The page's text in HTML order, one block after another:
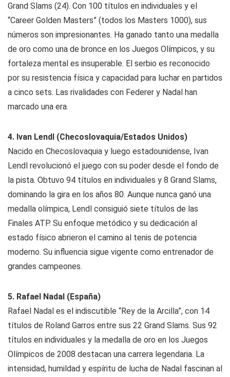
Grand Slams (24). Con 100 títulos en individuales y el
“Career Golden Masters” (todos los Masters 1000), sus
números son impresionantes. Ha ganado tanto una medalla
de oro como una de bronce en los Juegos Olímpicos, y su
fortaleza mental es insuperable. El serbio es reconocido
por su resistencia física y capacidad para luchar en partidos
a cinco sets. Las rivalidades con Federer y Nadal han
marcado una era.
4. Ivan Lendl (Checoslovaquia/Estados Unidos)
Nacido en Checoslovaquia y luego estadounidense, Ivan
Lendl revolucionó el juego con su poder desde el fondo de
la pista. Obtuvo 94 títulos en individuales y 8 Grand Slams,
dominando la gira en los años 80. Aunque nunca ganó una
medalla olímpica, Lendl consiguió siete títulos de las
Finales ATP. Su enfoque metódico y su dedicación al
estado físico abrieron el camino al tenis de potencia
moderno. Su influencia sigue vigente como entrenador de
grandes campeones.
5. Rafael Nadal (España)
Rafael Nadal es el indiscutible “Rey de la Arcilla”, con 14
títulos de Roland Garros entre sus 22 Grand Slams. Sus 92
títulos en individuales y la medalla de oro en los Juegos
Olímpicos de 2008 destacan una carrera legendaria. La
intensidad, humildad y espíritu de lucha de Nadal fascinan al